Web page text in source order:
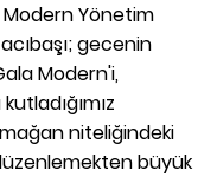
Modern Yönetim
gecenin
Modern'i,
niteliğindeki
büyük